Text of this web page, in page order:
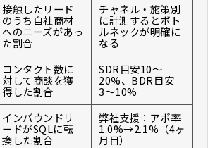
接触したリード
のうち自社商材
へのニーズがあっ
た割合
チャネル・施策別
に計測するとボト
ルネックが明確に
なる
コンタクト数に
対して商談を獲
得した割合
SDR目安10〜
20%、BDR目安
3〜10%
インバウンドリ
ードがSQLに転
換した割合
弊社支援：アポ率
1.0%→2.1%（4ヶ
月目）